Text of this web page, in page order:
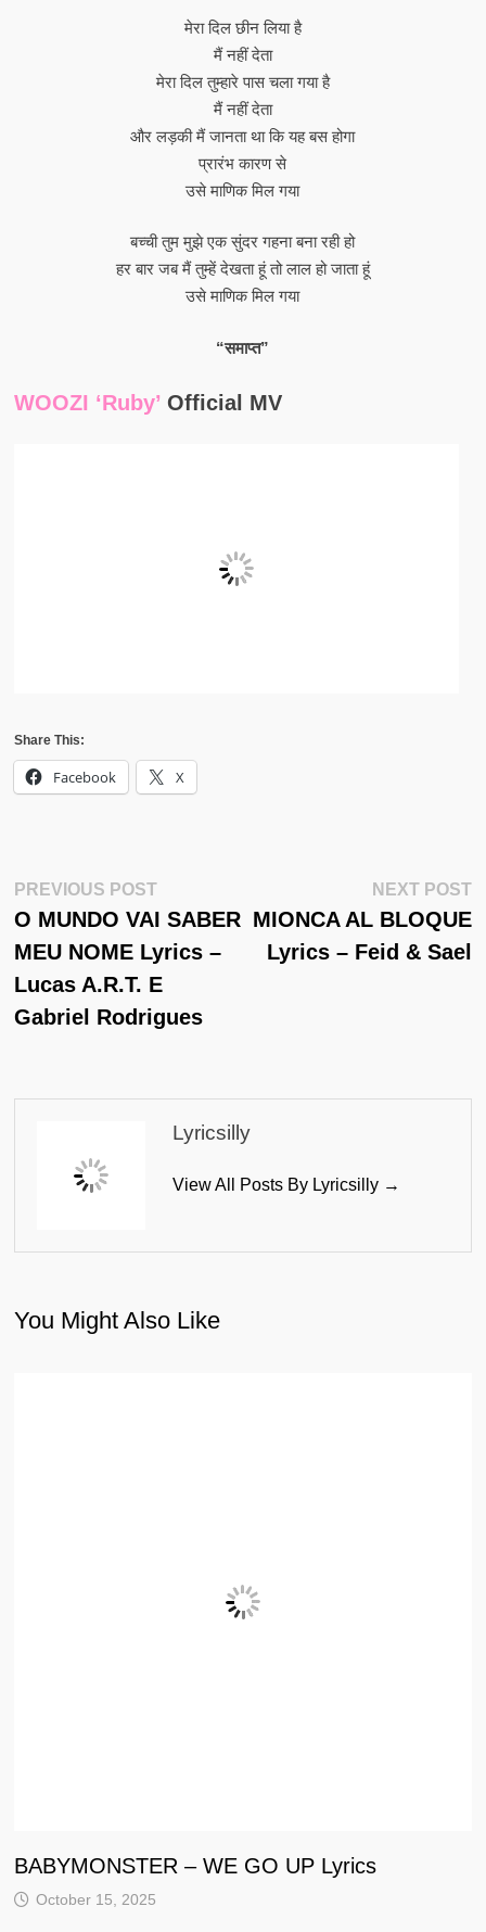
मेरा दिल छीन लिया है
मैं नहीं देता
मेरा दिल तुम्हारे पास चला गया है
मैं नहीं देता
और लड़की मैं जानता था कि यह बस होगा
प्रारंभ कारण से
उसे माणिक मिल गया
बच्ची तुम मुझे एक सुंदर गहना बना रही हो
हर बार जब मैं तुम्हें देखता हूं तो लाल हो जाता हूं
उसे माणिक मिल गया
“समाप्त”
WOOZI ‘Ruby’Official MV
Share This:
Facebook X
Post
Navigation
PREVIOUS POSTPrevious
Post:
O MUNDO VAI SABER
MEU NOME Lyrics –
Lucas A.R.T. E
Gabriel Rodrigues
NEXT POST
MIONCA AL BLOQUE
Lyrics – Feid & Sael
Lyricsilly
View All Posts By Lyricsilly →
You Might Also Like
BABYMONSTER – WE GO UP Lyrics
October 15, 2025